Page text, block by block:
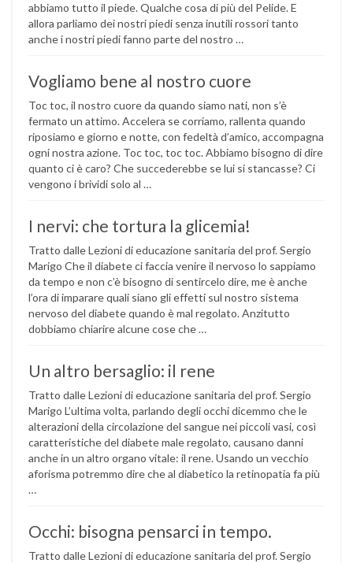
abbiamo tutto il piede. Qualche cosa di più del Pelide. E
allora parliamo dei nostri piedi senza inutili rossori tanto
anche i nostri piedi fanno parte del nostro …
Vogliamo bene al nostro cuore
Toc toc, il nostro cuore da quando siamo nati, non s’è
fermato un attimo. Accelera se corriamo, rallenta quando
riposiamo e giorno e notte, con fedeltà d’amico, accompagna
ogni nostra azione. Toc toc, toc toc. Abbiamo bisogno di dire
quanto ci è caro? Che succederebbe se lui si stancasse? Ci
vengono i brividi solo al …
I nervi: che tortura la glicemia!
Tratto dalle Lezioni di educazione sanitaria del prof. Sergio
Marigo Che il diabete ci faccia venire il nervoso lo sappiamo
da tempo e non c’è bisogno di sentircelo dire, me è anche
l’ora di imparare quali siano gli effetti sul nostro sistema
nervoso del diabete quando è mal regolato. Anzitutto
dobbiamo chiarire alcune cose che …
Un altro bersaglio: il rene
Tratto dalle Lezioni di educazione sanitaria del prof. Sergio
Marigo L’ultima volta, parlando degli occhi dicemmo che le
alterazioni della circolazione del sangue nei piccoli vasi, così
caratteristiche del diabete male regolato, causano danni
anche in un altro organo vitale: il rene. Usando un vecchio
aforisma potremmo dire che al diabetico la retinopatia fa più
…
Occhi: bisogna pensarci in tempo.
Tratto dalle Lezioni di educazione sanitaria del prof. Sergio